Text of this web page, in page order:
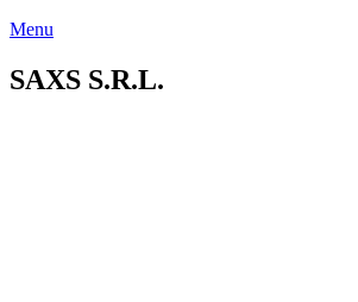
Menu
SAXS S.R.L.